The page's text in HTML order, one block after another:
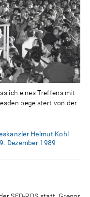
eines Treffens mit
begeistert von der
Helmut Kohl
Dezember 1989